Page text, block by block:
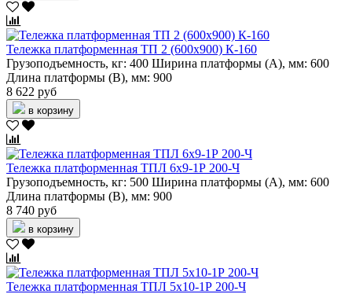
Тележка платформенная ТП 2 (600х900) К-160
Грузоподъемность, кг: 400 Ширина платформы (А), мм: 600
Длина платформы (В), мм: 900
8 622 руб
в корзину
Тележка платформенная ТПЛ 6х9-1Р 200-Ч
Грузоподъемность, кг: 500 Ширина платформы (А), мм: 600
Длина платформы (В), мм: 900
8 740 руб
в корзину
Тележка платформенная ТПЛ 5х10-1Р 200-Ч